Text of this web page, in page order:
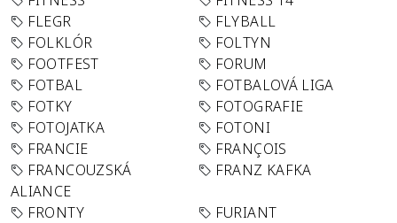
FLEGR
FLYBALL
FOLKLÓR
FOLTYN
FOOTFEST
FORUM
FOTBAL
FOTBALOVÁ LIGA
FOTKY
FOTOGRAFIE
FOTOJATKA
FOTONI
FRANCIE
FRANÇOIS
FRANCOUZSKÁ
ALIANCE
FRANZ KAFKA
FRONTY
FURIANT